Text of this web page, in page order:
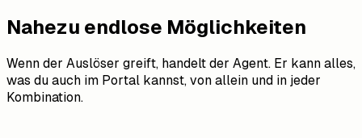
Nahezu endlose Möglichkeiten
Wenn der Auslöser greift, handelt der Agent. Er kann alles,
was du auch im Portal kannst, von allein und in jeder
Kombination.